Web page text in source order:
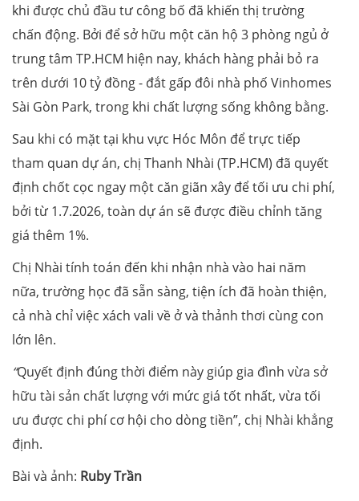
khi được chủ đầu tư công bố đã khiến thị trường
chấn động. Bởi để sở hữu một căn hộ 3 phòng ngủ ở
trung tâm TP.HCM hiện nay, khách hàng phải bỏ ra
trên dưới 10 tỷ đồng - đắt gấp đôi nhà phố Vinhomes
Sài Gòn Park, trong khi chất lượng sống không bằng.
Sau khi có mặt tại khu vực Hóc Môn để trực tiếp
tham quan dự án, chị Thanh Nhài (TP.HCM) đã quyết
định chốt cọc ngay một căn giãn xây để tối ưu chi phí,
bởi từ 1.7.2026, toàn dự án sẽ được điều chỉnh tăng
giá thêm 1%.
Chị Nhài tính toán đến khi nhận nhà vào hai năm
nữa, trường học đã sẵn sàng, tiện ích đã hoàn thiện,
cả nhà chỉ việc xách vali về ở và thảnh thơi cùng con
lớn lên.
“Quyết định đúng thời điểm này giúp gia đình vừa sở
hữu tài sản chất lượng với mức giá tốt nhất, vừa tối
ưu được chi phí cơ hội cho dòng tiền”, chị Nhài khẳng
định.
Bài và ảnh: Ruby Trần